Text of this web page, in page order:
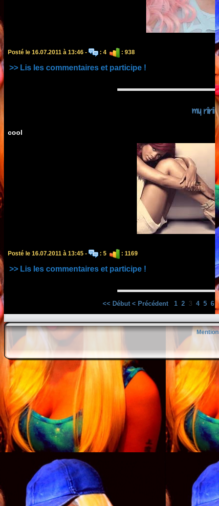
Posté le 16.07.2011 à 13:46 - : 4 : 938
>> Lis les commentaires et participe !
my riirii
cool
Posté le 16.07.2011 à 13:45 - : 5 : 1169
>> Lis les commentaires et participe !
<< Début < Précédent 1 2 3 4 5 6